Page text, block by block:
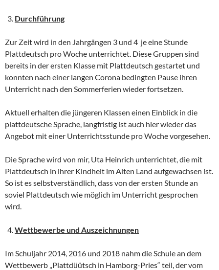
Durchführung
Zur Zeit wird in den Jahrgängen 3 und 4 je eine Stunde
Plattdeutsch pro Woche unterrichtet. Diese Gruppen sind
bereits in der ersten Klasse mit Plattdeutsch gestartet und
konnten nach einer langen Corona bedingten Pause ihren
Unterricht nach den Sommerferien wieder fortsetzen.
Aktuell erhalten die jüngeren Klassen einen Einblick in die
plattdeutsche Sprache, langfristig ist auch hier wieder das
Angebot mit einer Unterrichtsstunde pro Woche vorgesehen.
Die Sprache wird von mir, Uta Heinrich unterrichtet, die mit
Plattdeutsch in ihrer Kindheit im Alten Land aufgewachsen ist.
So ist es selbstverständlich, dass von der ersten Stunde an
soviel Plattdeutsch wie möglich im Unterricht gesprochen
wird.
Wettbewerbe und Auszeichnungen
Im Schuljahr 2014, 2016 und 2018 nahm die Schule an dem
Wettbewerb „Plattdüütsch in Hamborg-Pries“ teil, der vom